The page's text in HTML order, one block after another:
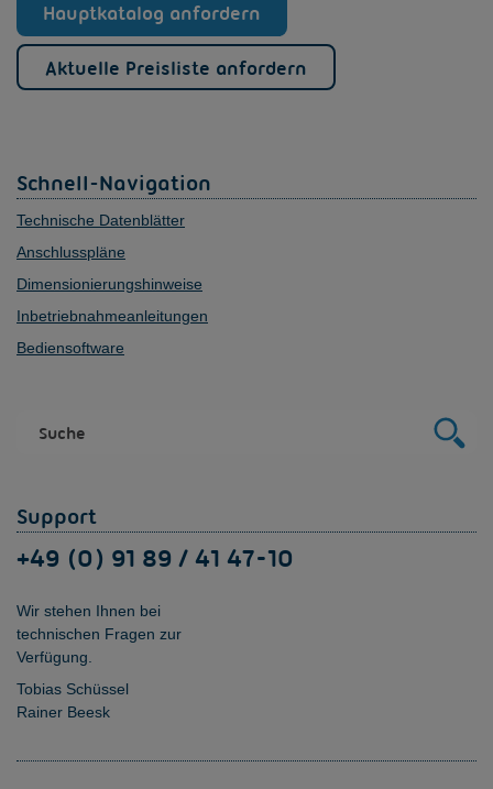
Hauptkatalog anfordern
Aktuelle Preisliste anfordern
Schnell-Navigation
Technische Datenblätter
Anschlusspläne
Dimensionierungshinweise
Inbetriebnahmeanleitungen
Bediensoftware
Support
+49 (0) 91 89 / 41 47-10
Wir stehen Ihnen bei
technischen Fragen zur
Verfügung.
Tobias Schüssel
Rainer Beesk